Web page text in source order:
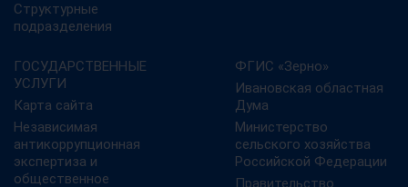
Структурные
подразделения
ГОСУДАРСТВЕННЫЕ
УСЛУГИ
Карта сайта
Независимая
антикоррупционная
экспертиза и
общественное
ФГИС «Зерно»
Ивановская областная
Дума
Министерство
сельского хозяйства
Российской Федерации
Правительство